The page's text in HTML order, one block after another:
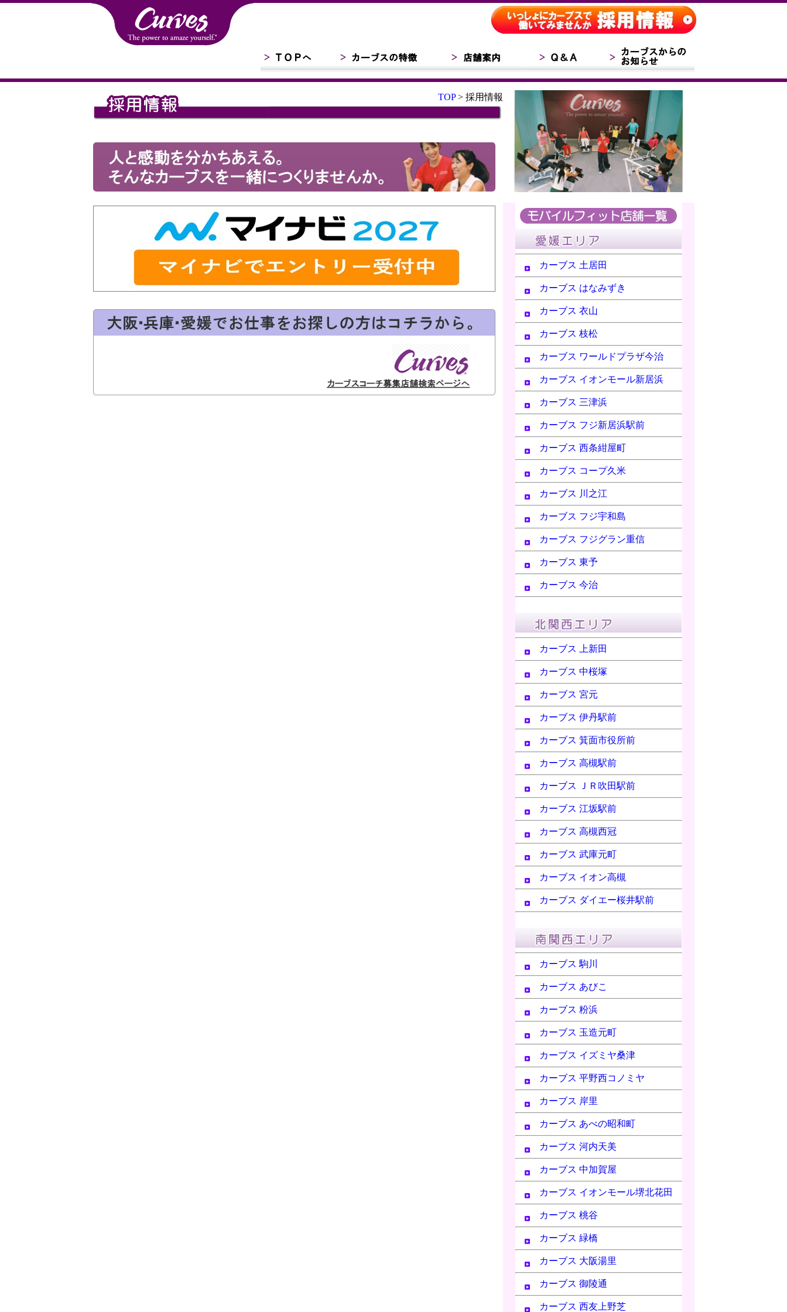
TOP> 採用情報
カーブス 土居田
カーブス はなみずき
カーブス 衣山
カーブス 枝松
カーブス ワールドプラザ今治
カーブス イオンモール新居浜
カーブス 三津浜
カーブス フジ新居浜駅前
カーブス 西条紺屋町
カーブス コープ久米
カーブス 川之江
カーブス フジ宇和島
カーブス フジグラン重信
カーブス 東予
カーブス 今治
カーブス 上新田
カーブス 中桜塚
カーブス 宮元
カーブス 伊丹駅前
カーブス 箕面市役所前
カーブス 高槻駅前
カーブス ＪＲ吹田駅前
カーブス 江坂駅前
カーブス 高槻西冠
カーブス 武庫元町
カーブス イオン高槻
カーブス ダイエー桜井駅前
カーブス 駒川
カーブス あびこ
カーブス 粉浜
カーブス 玉造元町
カーブス イズミヤ桑津
カーブス 平野西コノミヤ
カーブス 岸里
カーブス あべの昭和町
カーブス 河内天美
カーブス 中加賀屋
カーブス イオンモール堺北花田
カーブス 桃谷
カーブス 緑橋
カーブス 大阪湯里
カーブス 御陵通
カーブス 西友上野芝